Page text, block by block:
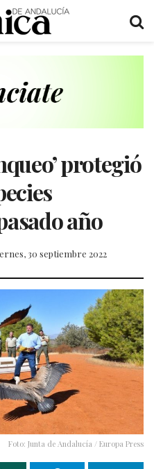
protegió
año
30 septiembre 2022
Foto: Junta de Andalucía / Europa Press